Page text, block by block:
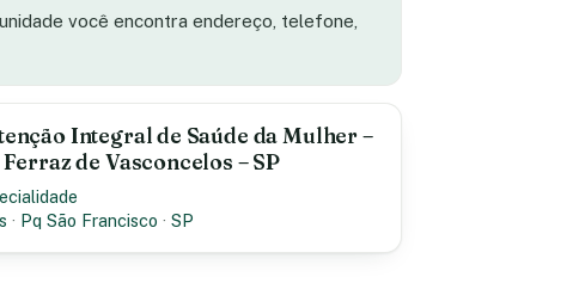
você encontra endereço, telefone,
Integral de Saúde da Mulher –
de Vasconcelos – SP
· Pq São Francisco ·SP